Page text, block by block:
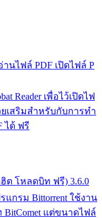
านไฟล์ PDF เปิดไฟล์ P
Reader เพื่อไว้เปิดไฟ
ยเสริมสำหรับกับการทำ
ได้ ฟรี
ฮิต โหลดบิท ฟรี) 3.6.0
แกรม Bittorrent ใช้งาน
แต่ขนาดไฟล์